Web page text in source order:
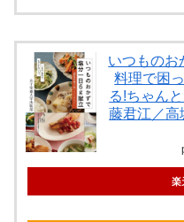
いつものお
料理で困
る!ちゃん
藤君江／高
楽